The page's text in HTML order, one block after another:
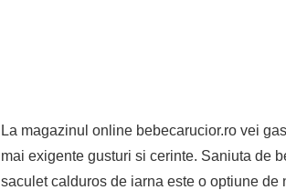
La magazinul online bebecarucior.ro vei
mai exigente gusturi si cerinte. Saniuta de
saculet calduros de iarna este o optiune de